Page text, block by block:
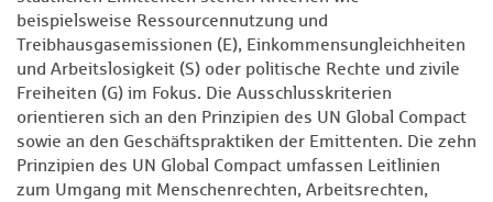
beispielsweise Ressourcennutzung und
Treibhausgasemissionen (E), Einkommensungleichheiten
und Arbeitslosigkeit (S) oder politische Rechte und zivile
Freiheiten (G) im Fokus. Die Ausschlusskriterien
orientieren sich an den Prinzipien des UN Global Compact
sowie an den Geschäftspraktiken der Emittenten. Die zehn
Prinzipien des UN Global Compact umfassen Leitlinien
zum Umgang mit Menschenrechten, Arbeitsrechten,